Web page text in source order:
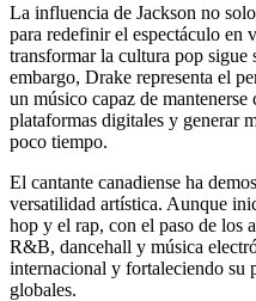
La influencia de Jackson no
para redefinir el espectáculo
transformar la cultura pop sigue
embargo, Drake representa el
un músico capaz de mantenerse
plataformas digitales y generar
poco tiempo.
El cantante canadiense ha
versatilidad artística. Aunque
hop y el rap, con el paso de los
R&B, dancehall y música
internacional y fortaleciendo su
globales.